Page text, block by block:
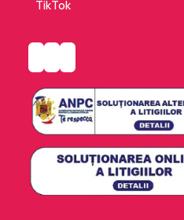
TikTok